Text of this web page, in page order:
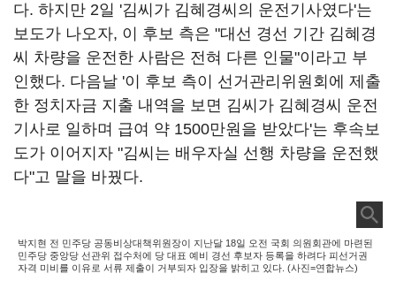
다. 하지만 2일 '김씨가 김혜경씨의 운전기사였다'는
보도가 나오자, 이 후보 측은 "대선 경선 기간 김혜경
씨 차량을 운전한 사람은 전혀 다른 인물"이라고 부
인했다. 다음날 '이 후보 측이 선거관리위원회에 제출
한 정치자금 지출 내역을 보면 김씨가 김혜경씨 운전
기사로 일하며 급여 약 1500만원을 받았다'는 후속보
도가 이어지자 "김씨는 배우자실 선행 차량을 운전했
다"고 말을 바꿨다.
박지현 전 민주당 공동비상대책위원장이 지난달 18일 오전 국회 의원회관에 마련된
민주당 중앙당 선관위 접수처에 당 대표 예비 경선 후보자 등록을 하려다 피선거권
자격 미비를 이유로 서류 제출이 거부되자 입장을 밝히고 있다. (사진=연합뉴스)